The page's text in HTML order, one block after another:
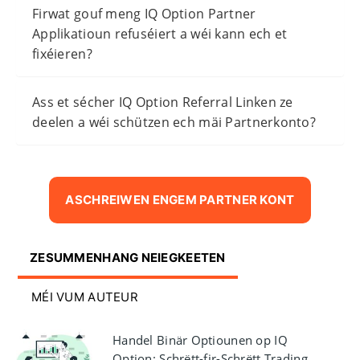
Firwat gouf meng IQ Option Partner
Applikatioun refuséiert a wéi kann ech et
fixéieren?
Ass et sécher IQ Option Referral Linken ze
deelen a wéi schützen ech mäi Partnerkonto?
ASCHREIWEN ENGEM PARTNER KONT
ZESUMMENHANG NEIEGKEETEN
MÉI VUM AUTEUR
Handel Binär Optiounen op IQ